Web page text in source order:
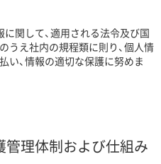
関して、適用される法令及び国
うえ社内の規程類に則り、個人情
い、情報の適切な保護に努めま
理体制および仕組み